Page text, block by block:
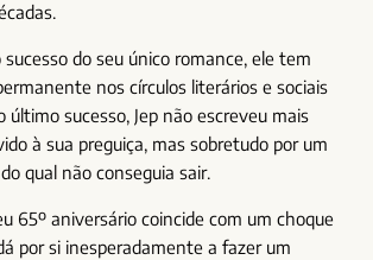
sucesso do seu único romance, ele tem
nos círculos literários e sociais
último sucesso, Jep não escreveu mais
à sua preguiça, mas sobretudo por um
qual não conseguia sair.
65º aniversário coincide com um choque
por si inesperadamente a fazer um